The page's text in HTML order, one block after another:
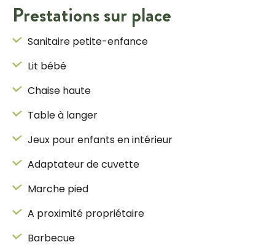
Prestations sur place
Sanitaire petite-enfance
Lit bébé
Chaise haute
Table à langer
Jeux pour enfants en intérieur
Adaptateur de cuvette
Marche pied
A proximité propriétaire
Barbecue